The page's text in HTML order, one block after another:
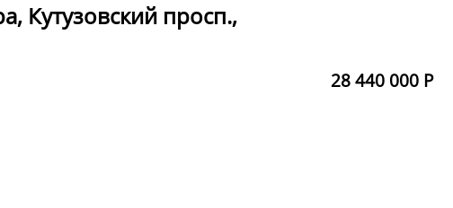
Кутузовский просп.,
28 440 000 Р